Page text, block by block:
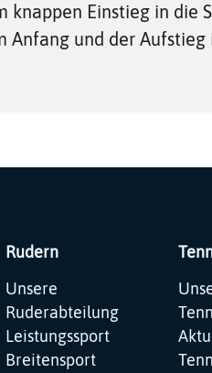
knappen Einstieg in die
Anfang und der
Rudern
Navigation
überspringen
Unsere
Ruderabteilung
Leistungssport
Breitensport